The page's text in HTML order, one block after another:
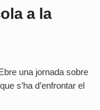
a la
una jornada sobre
s’ha d’enfrontar el